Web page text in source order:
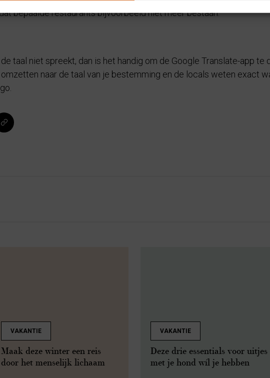
bepaalde restaurants bijvoorbeeld niet meer bestaan.
taal niet spreekt, dan is het handig om de Google Translate-app te
naar de taal van je bestemming en de locals weten exact
VAKANTIE
Maak deze winter een reis
door het menselijk lichaam
VAKANTIE
Deze drie essentials voor uitjes
met je hond wíl je hebben